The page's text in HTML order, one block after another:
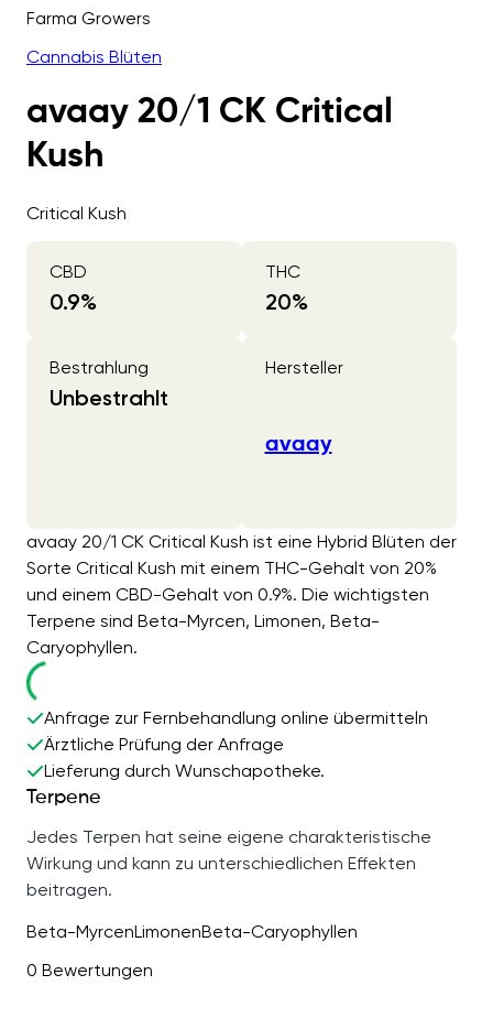
Farma Growers
Cannabis Blüten
avaay 20/1 CK Critical
Kush
Critical Kush
CBD
0.9%
THC
20%
Bestrahlung
Unbestrahlt
Hersteller
avaay
avaay 20/1 CK Critical Kush ist eine Hybrid Blüten der
Sorte Critical Kush mit einem THC-Gehalt von 20%
und einem CBD-Gehalt von 0.9%. Die wichtigsten
Terpene sind Beta-Myrcen, Limonen, Beta-
Caryophyllen.
Anfrage zur Fernbehandlung online übermitteln
Ärztliche Prüfung der Anfrage
Lieferung durch Wunschapotheke.
Terpene
Jedes Terpen hat seine eigene charakteristische
Wirkung und kann zu unterschiedlichen Effekten
beitragen.
Beta-MyrcenLimonenBeta-Caryophyllen
0 Bewertungen